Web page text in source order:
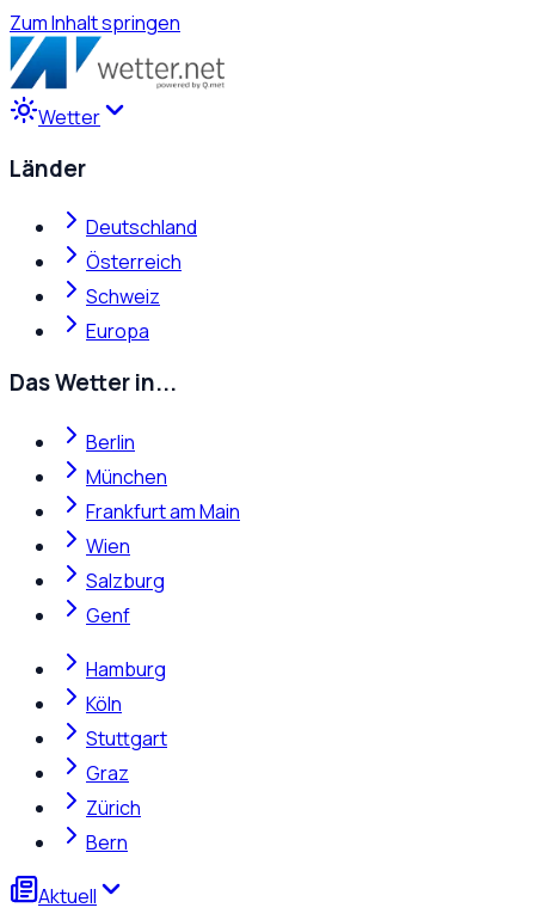
Zum Inhalt springen
Wetter
Länder
Deutschland
Österreich
Schweiz
Europa
Das Wetter in...
Berlin
München
Frankfurt am Main
Wien
Salzburg
Genf
Hamburg
Köln
Stuttgart
Graz
Zürich
Bern
Aktuell